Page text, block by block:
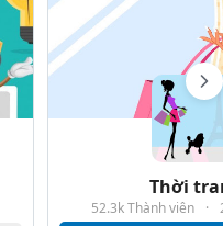
Thời
52.3k Thành viên ·